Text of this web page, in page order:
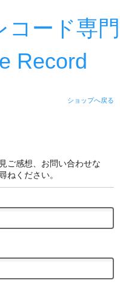
コード専門
Record
ショップへ戻る
ご感想、お問い合わせな
ねください。